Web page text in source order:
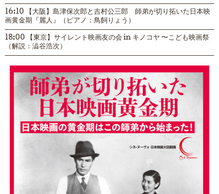
16:10 【大阪】島津保次郎と吉村公三郎 師弟が切り拓いた日本映
画黄金期『麗人』（ピアノ：鳥飼りょう）
18:00 【東京】サイレント映画友の会 in キノコヤ 〜こども映画祭
（解説：澁谷浩次）